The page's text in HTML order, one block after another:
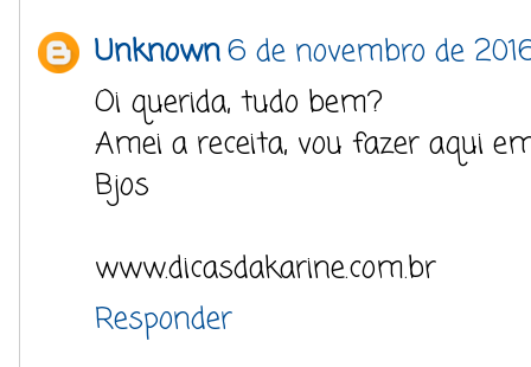
Unknown6 de novembro de
Oi querida, tudo bem?
Amei a receita, vou fazer aqui
Bjos
www.dicasdakarine.com.br
Responder